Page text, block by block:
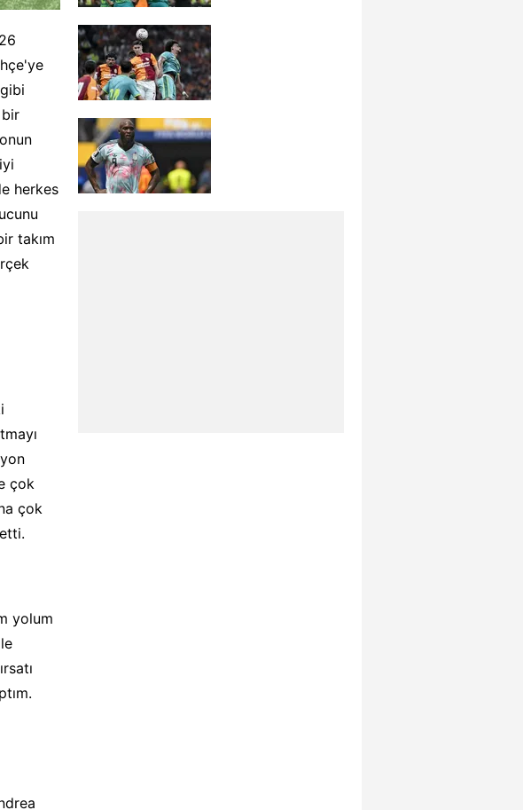
bir
herkes
takım
çok
çok
yolum